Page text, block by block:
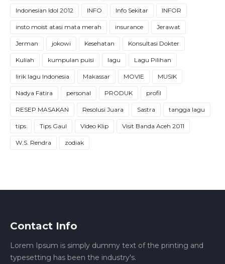
Indonesian Idol 2012 INFO Info Sekitar INFOR
insto moist atasi mata merah insurance Jerawat
Jerman jokowi Kesehatan Konsultasi Dokter
Kuliah kumpulan puisi lagu Lagu Pilihan
lirik lagu Indonesia Makassar MOVIE MUSIK
Nadya Fatira personal PRODUK profil
RESEP MASAKAN Resolusi Juara Sastra tangga lagu
tips Tips Gaul Video Klip Visit Banda Aceh 2011
W.S. Rendra zodiak
Contact Info
Lorem Ipsum is simply dummy text of the printing and
typesetting has been the industry's.